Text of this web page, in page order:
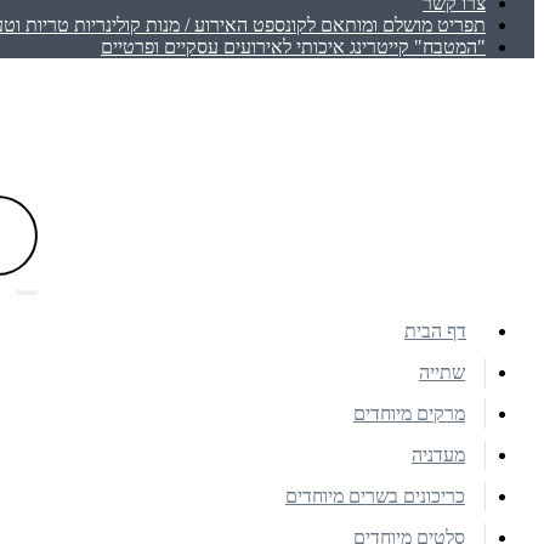
תפריט מושלם ומותאם לקונספט האירוע / מנות קולינריות טריות
"המטבח" קייטרינג איכותי לאירועים עסקיים ופרטיים
דף הבית
שתייה
מרקים מיוחדים
מעדניה
כריכונים בשרים מיוחדים
סלטים מיוחדים